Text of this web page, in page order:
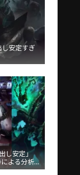
し安定すぎ
し安定」
よる分析が